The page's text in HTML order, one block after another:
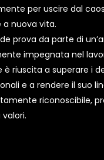
per uscire dal
a nuova vita.
prova da parte di
impegnata nel
è riuscita a superare i
e a rendere il suo
riconoscibile,